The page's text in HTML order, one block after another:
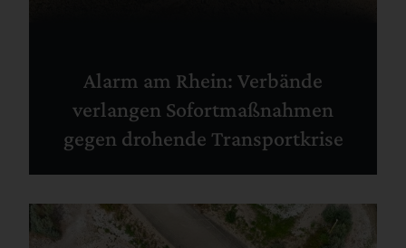
Alarm am Rhein: Verbände
verlangen Sofortmaßnahmen
gegen drohende Transportkrise